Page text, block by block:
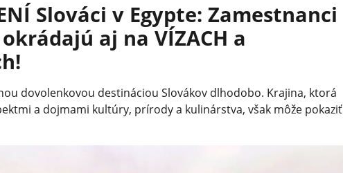
Slováci v Egypte: Zamestnanci
aj na VÍZACH a
dovolenkovou destináciou Slovákov dlhodobo. Krajina, ktorá
a dojmami kultúry, prírody a kulinárstva, však môže pokaziť